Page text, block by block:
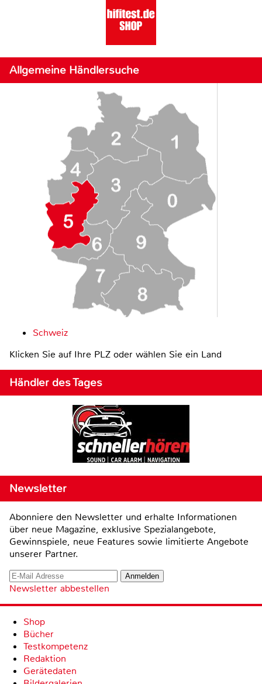
Allgemeine Händlersuche
Schweiz
Klicken Sie auf Ihre PLZ oder wählen Sie ein Land
Händler des Tages
Newsletter
Abonniere den Newsletter und erhalte Informationen
über neue Magazine, exklusive Spezialangebote,
Gewinnspiele, neue Features sowie limitierte Angebote
unserer Partner.
Newsletter abbestellen
Shop
Bücher
Testkompetenz
Redaktion
Gerätedaten